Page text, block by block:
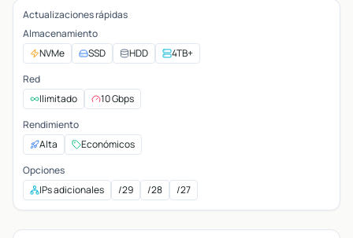
Actualizaciones rápidas
Almacenamiento
NVMe
SSD HDD
4TB+
Red
Ilimitado
10 Gbps
Rendimiento
Alta
Económicos
Opciones
IPs adicionales
/29 /28 /27